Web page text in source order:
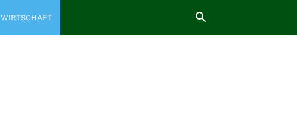
WIRTSCHAFT